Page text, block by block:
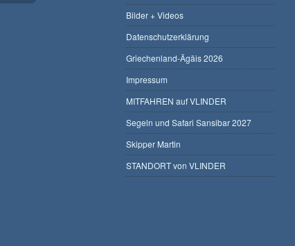
Bilder + Videos
Datenschutzerklärung
Griechenland-Ägäis 2026
Impressum
MITFAHREN auf VLINDER
Segeln und Safari Sansibar 2027
Skipper Martin
STANDORT von VLINDER